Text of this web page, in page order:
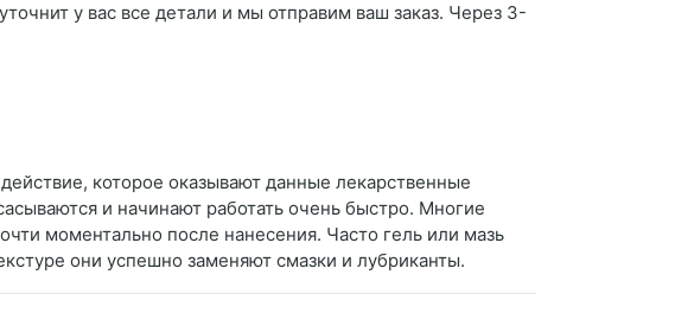
у вас все детали и мы отправим ваш заказ. Через 3-
которое оказывают данные лекарственные
и начинают работать очень быстро. Многие
моментально после нанесения. Часто гель или мазь
они успешно заменяют смазки и лубриканты.